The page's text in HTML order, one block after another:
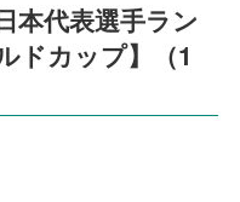
本代表選手ラン
ドカップ】（1